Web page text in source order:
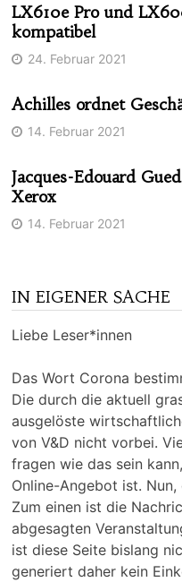
LX610e Pro und
kompatibel
24. Februar 2021
Achilles ordnet
14. Februar 2021
Jacques-Edouard
Xerox
14. Februar 2021
IN EIGENER SACHE
Liebe Leser*innen
Das Wort Corona
Die durch die aktuell
ausgelöste
von V&D nicht vorbei.
fragen wie das sein
Online-Angebot ist.
Zum einen ist die
abgesagten
ist diese Seite bislang
generiert daher kein